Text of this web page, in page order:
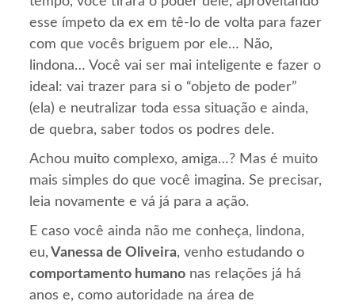
esse ímpeto da ex em tê-lo de volta para fazer
com que vocês briguem por ele… Não,
lindona… Você vai ser mai inteligente e fazer o
ideal: vai trazer para si o “objeto de poder”
(ela) e neutralizar toda essa situação e ainda,
de quebra, saber todos os podres dele.
Achou muito complexo, amiga…? Mas é muito
mais simples do que você imagina. Se precisar,
leia novamente e vá já para a ação.
E caso você ainda não me conheça, lindona,
eu, Vanessa de Oliveira, venho estudando o
comportamento humano nas relações já há
anos e, como autoridade na área de